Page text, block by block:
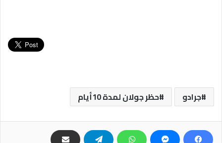
جرادو حظر جولان لمدة 10أيام